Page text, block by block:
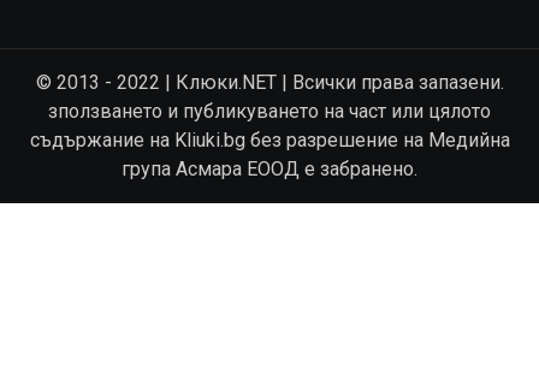
© 2013 - 2022 | Клюки.NET | Всички права запазени.
зползването и публикуването на част или цялото
съдържание на Kliuki.bg без разрешение на Медийна
група Асмара ЕООД е забранено.